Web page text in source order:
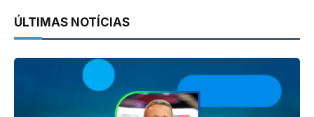
ÚLTIMAS NOTÍCIAS